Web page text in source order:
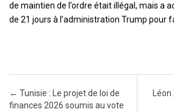
de maintien de l’ordre était illégal, mais a
de 21 jours à l’administration Trump pour
Post navigation
← Tunisie : Le projet de loi de
finances 2026 soumis au vote
Léon